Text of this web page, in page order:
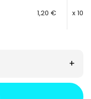
1,20 € x 10
+